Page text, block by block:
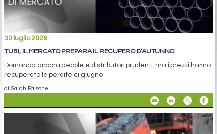
30 luglio 2026
TUBI, IL MERCATO PREPARA IL RECUPERO D’AUTUNNO
Domanda ancora debole e distributori prudenti, ma i prezzi hanno
recuperato le perdite di giugno
di Sarah Falsone